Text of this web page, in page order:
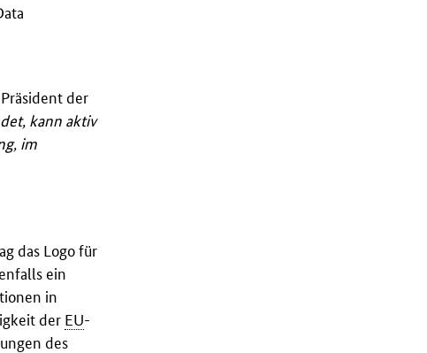
der
kann aktiv
im
das Logo für
ein
in
der EU-
des